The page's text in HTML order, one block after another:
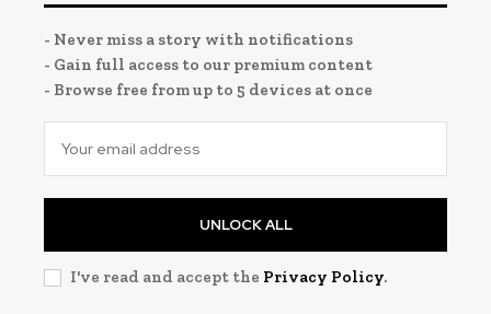
- Never miss a story with notifications
- Gain full access to our premium content
- Browse free from up to 5 devices at once
UNLOCK ALL
I've read and accept the Privacy Policy.